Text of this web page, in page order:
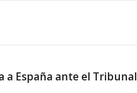
a España ante el Tribunal